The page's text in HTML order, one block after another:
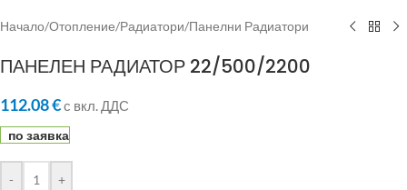
Начало/Отопление/Радиатори/Панелни Радиатори
ПАНЕЛЕН РАДИАТОР 22/500/2200
112.08€с вкл. ДДС
по заявка
- +